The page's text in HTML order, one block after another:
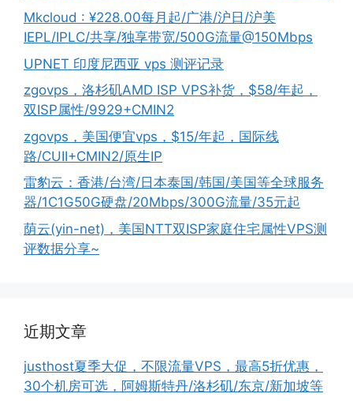
Mkcloud : ¥228.00每月起/广港/沪日/沪美
IEPL/IPLC/共享/独享带宽/500G流量@150Mbps
UPNET 印度尼西亚 vps 测评记录
zgovps，洛杉矶AMD ISP VPS补货，$58/年起，
双ISP属性/9929+CMIN2
zgovps，美国便宜vps，$15/年起，国际线
路/CUII+CMIN2/原生IP
雷豹云：香港/台湾/日本泰国/韩国/美国等全球服务
器/1C1G50G硬盘/20Mbps/300G流量/35元起
荫云(yin-net)，美国NTT双ISP家庭住宅属性VPS测
评数据分享~
近期文章
justhost夏季大促，不限流量VPS，最高5折优惠，
30个机房可选，阿姆斯特丹/洛杉矶/东京/新加坡等